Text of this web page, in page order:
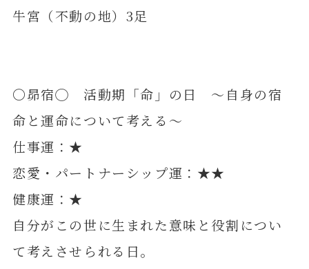
牛宮（不動の地）3足
〇昴宿◯ 活動期「命」の日 ～自身の宿
命と運命について考える～
仕事運：★
恋愛・パートナーシップ運：★★
健康運：★
自分がこの世に生まれた意味と役割につい
て考えさせられる日。